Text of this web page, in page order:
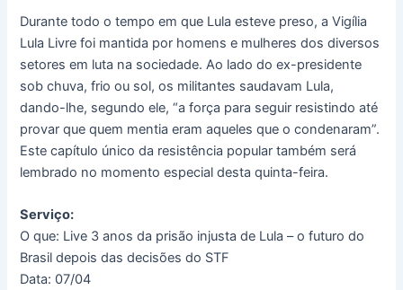
Durante todo o tempo em que Lula esteve preso, a Vigília
Lula Livre foi mantida por homens e mulheres dos diversos
setores em luta na sociedade. Ao lado do ex-presidente
sob chuva, frio ou sol, os militantes saudavam Lula,
dando-lhe, segundo ele, “a força para seguir resistindo até
provar que quem mentia eram aqueles que o condenaram”.
Este capítulo único da resistência popular também será
lembrado no momento especial desta quinta-feira.
Serviço:
O que: Live 3 anos da prisão injusta de Lula – o futuro do
Brasil depois das decisões do STF
Data: 07/04